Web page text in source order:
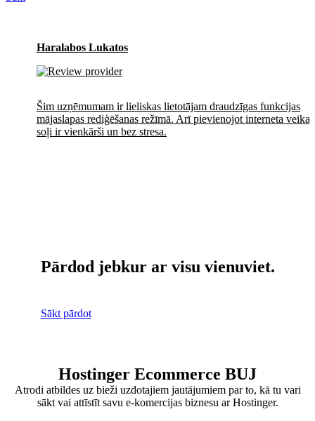
Haralabos Lukatos
Šim uzņēmumam ir lieliskas lietotājam draudzīgas funkcijas
mājaslapas rediģēšanas režīmā. Arī pievienojot interneta
soļi ir vienkārši un bez stresa.
Pārdod jebkur ar visu vienuviet.
Sākt pārdot
Hostinger Ecommerce BUJ
Atrodi atbildes uz bieži uzdotajiem jautājumiem par to, kā tu vari
sākt vai attīstīt savu e-komercijas biznesu ar Hostinger.